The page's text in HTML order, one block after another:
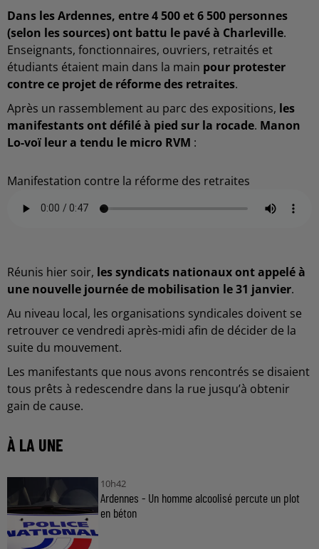
Dans les Ardennes, entre 4 500 et 6 500 personnes
(selon les sources) ont battu le pavé à Charleville.
Enseignants, fonctionnaires, ouvriers, retraités et
étudiants étaient main dans la main pour protester
contre ce projet de réforme des retraites.
Après un rassemblement au parc des expositions, les
manifestants ont défilé à pied sur la rocade. Manon
Lo-voï leur a tendu le micro RVM :
Manifestation contre la réforme des retraites
Réunis hier soir, les syndicats nationaux ont appelé à
une nouvelle journée de mobilisation le 31 janvier.
Au niveau local, les organisations syndicales doivent se
retrouver ce vendredi après-midi afin de décider de la
suite du mouvement.
Les manifestants que nous avons rencontrés se disaient
tous prêts à redescendre dans la rue jusqu’à obtenir
gain de cause.
À LA UNE
10h42
Ardennes - Un homme alcoolisé percute un plot
en béton